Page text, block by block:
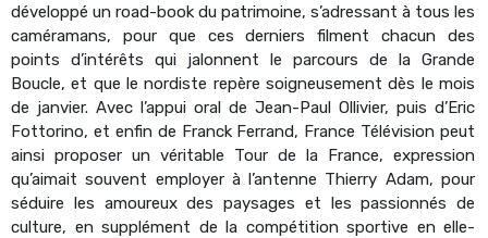
développé un road-book du patrimoine, s’adressant à tous les
caméramans, pour que ces derniers filment chacun des
points d’intérêts qui jalonnent le parcours de la Grande
Boucle, et que le nordiste repère soigneusement dès le mois
de janvier. Avec l’appui oral de Jean-Paul Ollivier, puis d’Eric
Fottorino, et enfin de Franck Ferrand, France Télévision peut
ainsi proposer un véritable Tour de la France, expression
qu’aimait souvent employer à l’antenne Thierry Adam, pour
séduire les amoureux des paysages et les passionnés de
culture, en supplément de la compétition sportive en elle-